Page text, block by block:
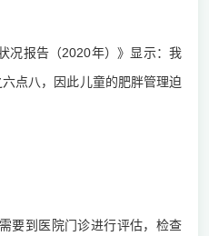
况报告（2020年）》显示：我
点八，因此儿童的肥胖管理迫
要到医院门诊进行评估，检查